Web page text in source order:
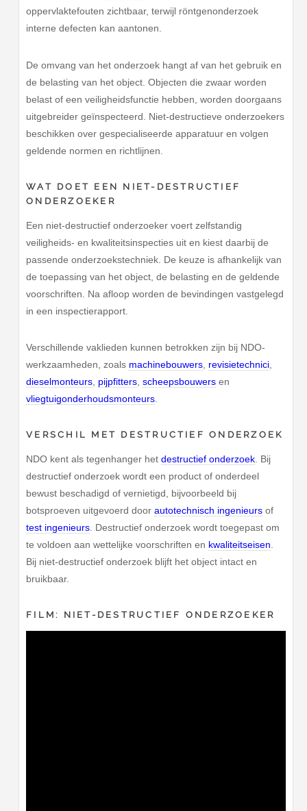
oppervlaktefouten zichtbaar, terwijl röntgenonderzoek
interne defecten kan aantonen.
De omvang van het onderzoek hangt af van het gebruik en
de belasting van het object. Objecten die zwaar worden
belast of een veiligheidsfunctie hebben, worden doorgaans
uitgebreider geïnspecteerd. Niet-destructieve onderzoekers
beschikken over gespecialiseerde apparatuur en volgen
geldende normen en richtlijnen.
WAT DOET EEN NIET-DESTRUCTIEF
ONDERZOEKER
Een niet-destructief onderzoeker voert zelfstandig
veiligheids- en kwaliteitsinspecties uit en kiest daarbij de
passende onderzoekstechniek. De keuze is afhankelijk van
de toepassing van het object, de belasting en de geldende
voorschriften. Na afloop worden de bevindingen vastgelegd
in een inspectierapport.
Verschillende vaklieden kunnen betrokken zijn bij NDO-
werkzaamheden, zoals machinebouwers, revisietechnici,
dieselmonteurs, pijpfitters,scheepsbouwers en
vliegtuigonderhoudsmonteurs.
VERSCHIL MET DESTRUCTIEF ONDERZOEK
NDO kent als tegenhanger hetdestructief onderzoek . Bij
destructief onderzoek wordt een product of onderdeel
bewust beschadigd of vernietigd, bijvoorbeeld bij
botsproeven uitgevoerd doorautotechnisch ingenieurs of
test ingenieurs . Destructief onderzoek wordt toegepast om
te voldoen aan wettelijke voorschriften en kwaliteitseisen
Bij niet-destructief onderzoek blijft het object intact en
bruikbaar.
FILM: NIET-DESTRUCTIEF ONDERZOEKER